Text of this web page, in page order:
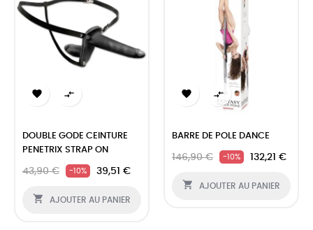
 
DOUBLE GODE CEINTURE
PENETRIX STRAP ON
43,90 € -10% 39,51 €
 AJOUTER AU PANIER
 
BARRE DE POLE DANCE
146,90 € -10% 132,21 €
 AJOUTER AU PANIER